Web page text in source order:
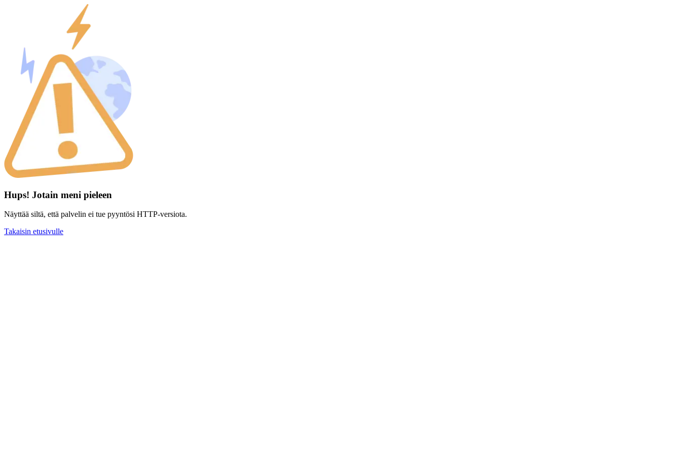
Hups! Jotain meni pieleen
Näyttää siltä, että palvelin ei tue pyyntösi HTTP-versiota.
Takaisin etusivulle